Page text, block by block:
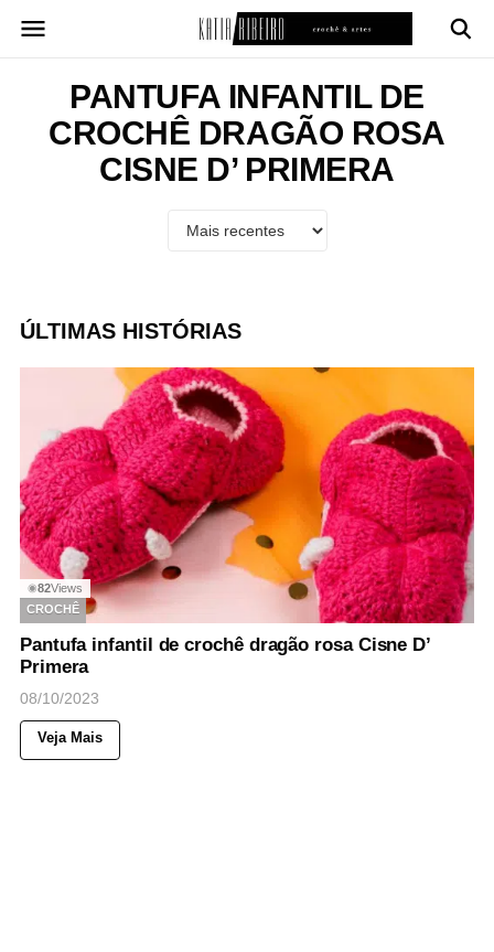
para
PANTUFA INFANTIL DE
CROCHÊ DRAGÃO ROSA
CISNE D’ PRIMERA
ÚLTIMAS HISTÓRIAS
◉82Views
CROCHÊ
Pantufa infantil de crochê dragão rosa Cisne D’
Primera
08/10/2023
Veja Mais